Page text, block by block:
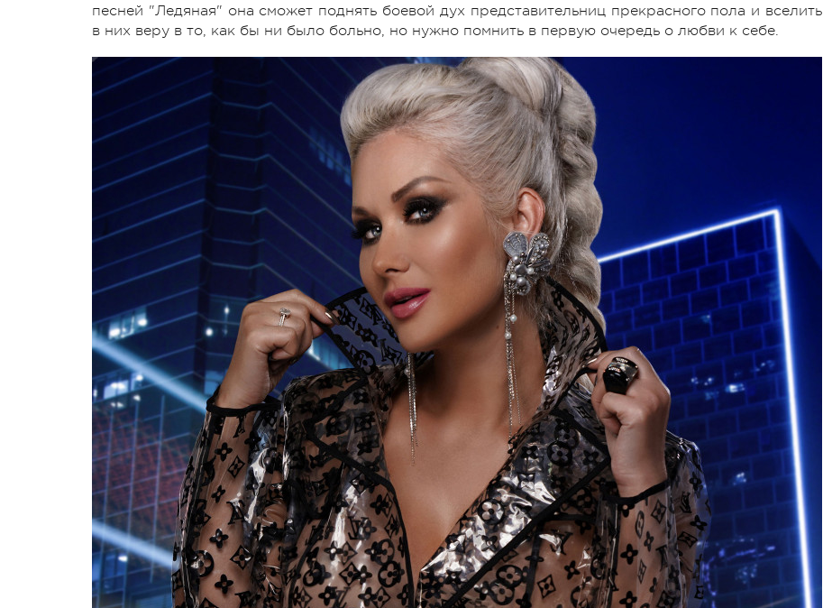
песней "Ледяная" она сможет поднять боевой дух представительниц прекрасного пола и вселить
в них веру в то, как бы ни было больно, но нужно помнить в первую очередь о любви к себе.